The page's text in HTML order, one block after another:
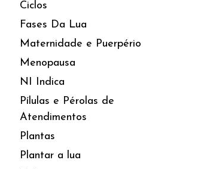
Ciclos
Fases Da Lua
Maternidade e Puerpério
Menopausa
NI Indica
Pílulas e Pérolas de
Atendimentos
Plantas
Plantar a lua